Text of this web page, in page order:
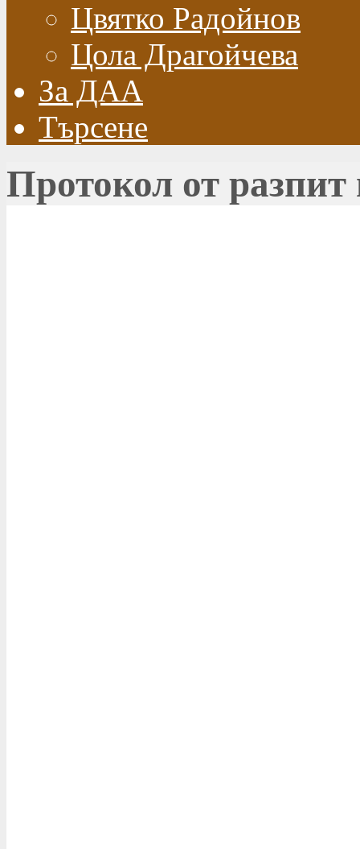
Цвятко Радойнов
Цола Драгойчева
За ДАА
Търсене
Протокол от